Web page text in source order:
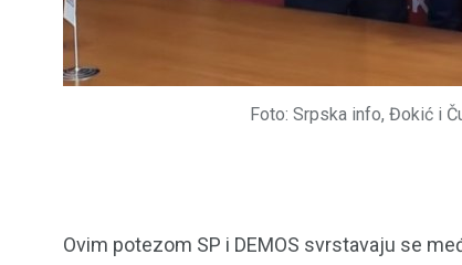
Foto: Srpska info, Đokić i
Ovim potezom SP i DEMOS svrstavaju se